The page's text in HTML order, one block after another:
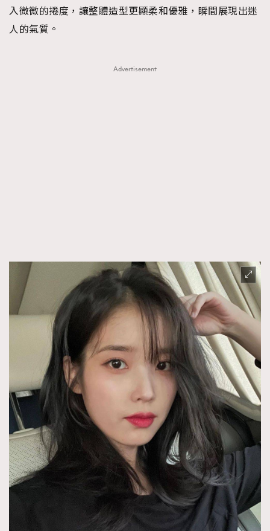
入微微的捲度，讓整體造型更顯柔和優雅，瞬間展現出迷
人的氣質。
Advertisement